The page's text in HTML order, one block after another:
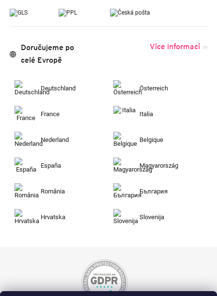
Doručujeme po
celé Evropě
Více informací
Deutschland Österreich
France Italia
Nederland Belgique
España Magyarország
România България
Hrvatska Slovenija